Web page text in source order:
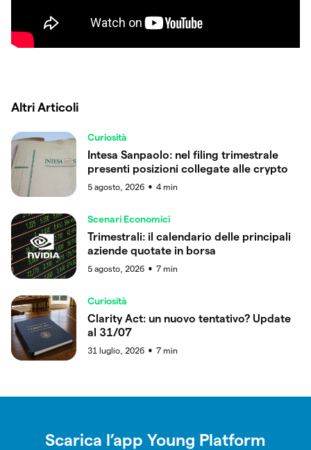
Altri Articoli
Curiosità
Intesa Sanpaolo: nel filing trimestrale
presenti posizioni collegate alle crypto
5 agosto, 2026 ● 4 min
Scenari Economici
Trimestrali: il calendario delle principali
aziende quotate in borsa
5 agosto, 2026 ● 7 min
Curiosità
Clarity Act: un nuovo tentativo? Update
al 31/07
31 luglio, 2026 ● 7 min
Scarica l’app Young Platform